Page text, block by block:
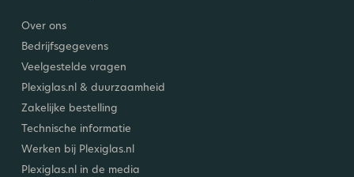
Over ons
Bedrijfsgegevens
Veelgestelde vragen
Plexiglas.nl & duurzaamheid
Zakelijke bestelling
Technische informatie
Werken bij Plexiglas.nl
Plexiglas.nl in de media